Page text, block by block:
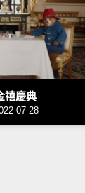
禧慶典
07-28